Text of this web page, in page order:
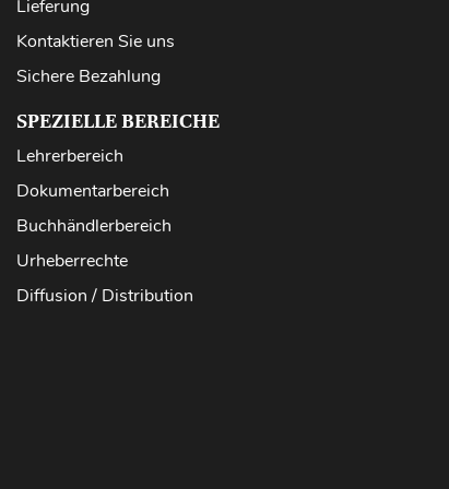
Lieferung
Kontaktieren Sie uns
Sichere Bezahlung
SPEZIELLE BEREICHE
Lehrerbereich
Dokumentarbereich
Buchhändlerbereich
Urheberrechte
Diffusion / Distribution